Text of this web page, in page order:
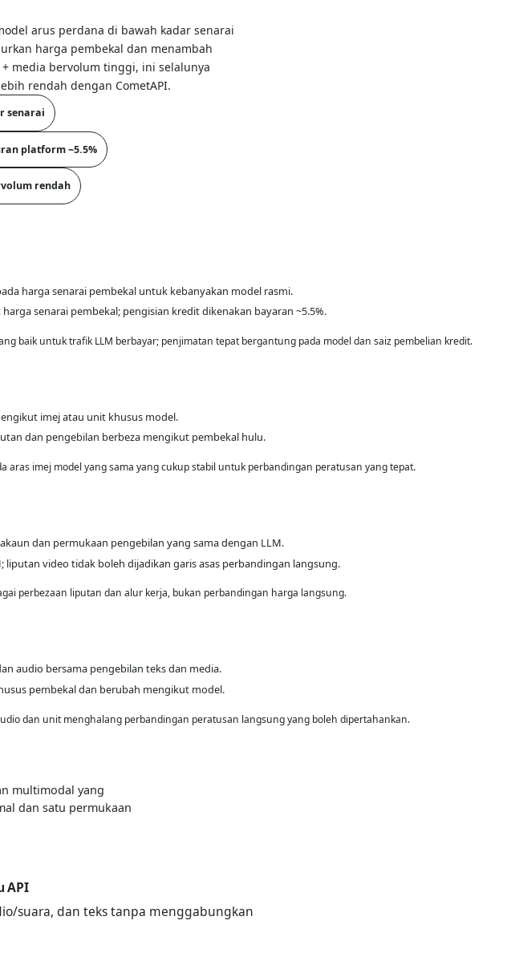
arus perdana di bawah kadar senarai
harga pembekal dan menambah
media bervolum tinggi, ini selalunya
rendah dengan CometAPI.
senarai
platform ~5.5%
rendah
harga senarai pembekal untuk kebanyakan model rasmi.
senarai pembekal; pengisian kredit dikenakan bayaran ~5.5%.
baik untuk trafik LLM berbayar; penjimatan tepat bergantung pada model dan saiz pembelian kredit.
imej atau unit khusus model.
dan pengebilan berbeza mengikut pembekal hulu.
aras imej model yang sama yang cukup stabil untuk perbandingan peratusan yang tepat.
dan permukaan pengebilan yang sama dengan LLM.
liputan video tidak boleh dijadikan garis asas perbandingan langsung.
perbezaan liputan dan alur kerja, bukan perbandingan harga langsung.
audio bersama pengebilan teks dan media.
pembekal dan berubah mengikut model.
dan unit menghalang perbandingan peratusan langsung yang boleh dipertahankan.
multimodal yang
dan satu permukaan
API
suara, dan teks tanpa menggabungkan